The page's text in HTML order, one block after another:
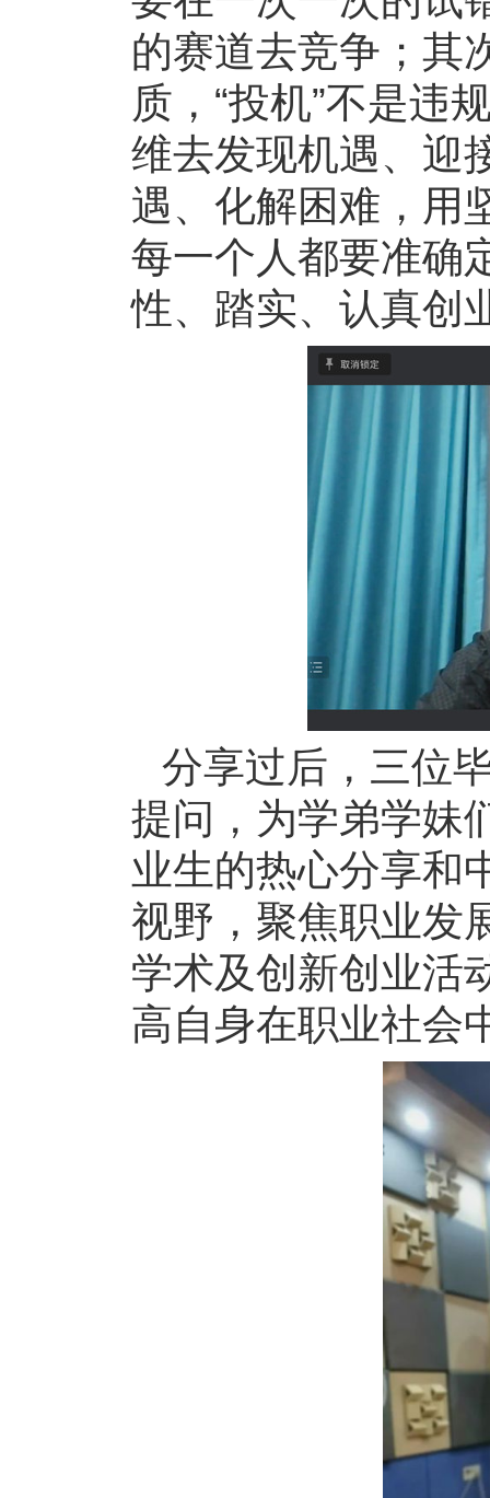
的赛道去竞争；其
质，“投机”不是违
维去发现机遇、迎
遇、化解困难，用
每一个人都要准确
性、踏实、认真创
分享过后，三位
提问，为学弟学妹
业生的热心分享和
视野，聚焦职业发
学术及创新创业活
高自身在职业社会